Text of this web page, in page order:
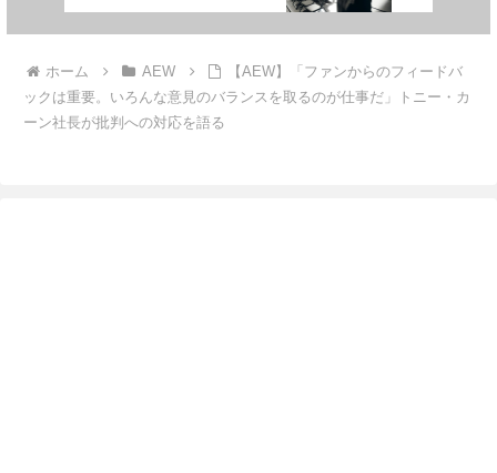
ホーム AEW
【AEW】「ファンからのフィードバ
ックは重要。いろんな意見のバランスを取るのが仕事だ」トニー・カ
ーン社長が批判への対応を語る